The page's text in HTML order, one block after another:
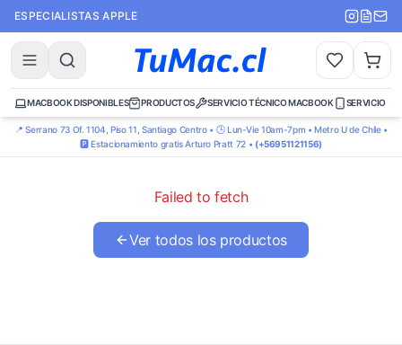
ESPECIALISTAS APPLE
MACBOOK DISPONIBLES PRODUCTOS SERVICIO TÉCNICO MACBOOK SERVICIO
📍 Serrano 73 Of. 1104, Piso 11, Santiago Centro • 🕒 Lun-Vie 10am-7pm • Metro U de Chile •
🅿️ Estacionamiento gratis Arturo Pratt 72 • (+56951121156)
Failed to fetch
Ver todos los productos